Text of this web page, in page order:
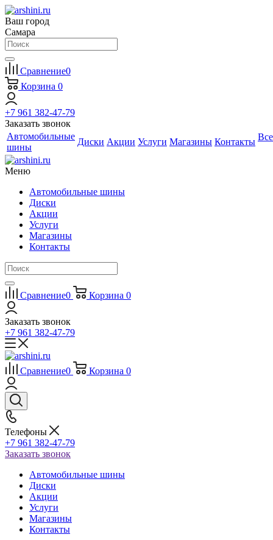
Ваш город
Самара
Сравнение0
Корзина 0
+7 961 382-47-79
Заказать звонок
Автомобильные
шины
Диски Акции Услуги Магазины Контакты Все
Меню
Автомобильные шины
Диски
Акции
Услуги
Магазины
Контакты
Сравнение0 Корзина 0
Заказать звонок
+7 961 382-47-79
Сравнение0 Корзина 0
Телефоны
+7 961 382-47-79
Заказать звонок
Автомобильные шины
Диски
Акции
Услуги
Магазины
Контакты